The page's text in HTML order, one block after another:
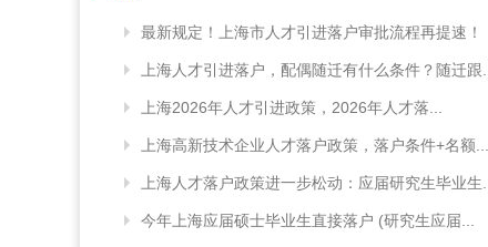
最新规定！上海市人才引进落户审批流程再提速！
上海人才引进落户，配偶随迁有什么条件？随迁跟...
上海2026年人才引进政策，2026年人才落...
上海高新技术企业人才落户政策，落户条件+名额...
上海人才落户政策进一步松动：应届研究生毕业生...
今年上海应届硕士毕业生直接落户 (研究生应届...